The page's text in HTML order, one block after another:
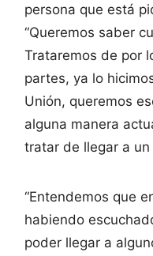
persona que está
“Queremos saber
Trataremos de por
partes, ya lo
Unión, queremos
alguna manera
tratar de llegar a un
“Entendemos que
habiendo
poder llegar a